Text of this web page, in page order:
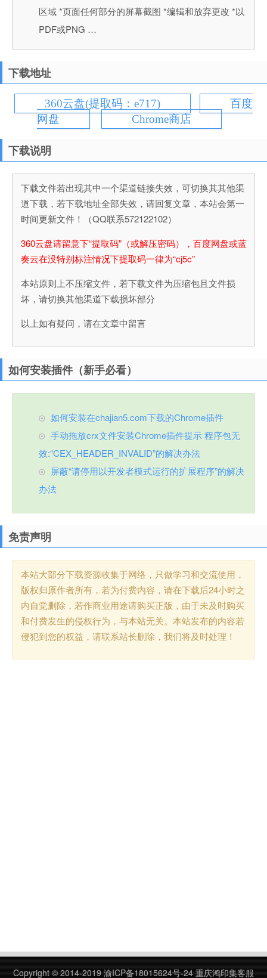
区域 *页面任何部分的屏幕截图 *编辑和放弃更改 *以
PDF或PNG …
下载地址
360云盘(提取码：e717)
百度
网盘
Chrome商店
下载说明
下载文件若出现其中一个渠道链接失效，可切换其其他渠
道下载，若下载地址全部失效，请回复文章，本站会第一
时间更新文件！（QQ联系572122102）
360云盘请留意下“提取码”（或解压密码），百度网盘或蓝
奏云在没特别标注情况下提取码一律为“cj5c”
本站原则上不压缩文件，若下载文件为压缩包且文件损
坏，请切换其他渠道下载损坏部分
以上如有疑问，请在文章中留言
如何安装插件（新手必看）
如何安装在chajian5.com下载的Chrome插件
手动拖放crx文件安装Chrome插件提示 程序包无
效:“CEX_HEADER_INVALID”的解决办法
屏蔽“请停用以开发者模式运行的扩展程序”的解决
办法
免责声明
本站大部分下载资源收集于网络，只做学习和交流使用，
版权归原作者所有，若为付费内容，请在下载后24小时之
内自觉删除，若作商业用途请购买正版，由于未及时购买
和付费发生的侵权行为，与本站无关。本站发布的内容若
侵犯到您的权益，请联系站长删除，我们将及时处理！
Copyright © 2014-2019 渝ICP备18015624号-24 重庆鸿印集客服